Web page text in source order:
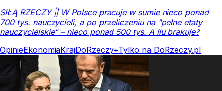
SIŁĄ RZECZY || W Polsce pracuje w sumie nieco ponad
700 tys. nauczycieli, a po przeliczeniu na "pełne etaty
nauczycielskie" – nieco ponad 500 tys. A ilu brakuje?
OpinieEkonomiaKrajDoRzeczy+Tylko na DoRzeczy.pl